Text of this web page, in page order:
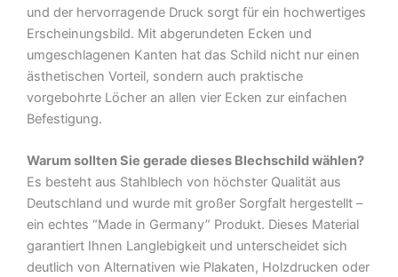
und der hervorragende Druck sorgt für ein hochwertiges
Erscheinungsbild. Mit abgerundeten Ecken und
umgeschlagenen Kanten hat das Schild nicht nur einen
ästhetischen Vorteil, sondern auch praktische
vorgebohrte Löcher an allen vier Ecken zur einfachen
Befestigung.
Warum sollten Sie gerade dieses Blechschild wählen?
Es besteht aus Stahlblech von höchster Qualität aus
Deutschland und wurde mit großer Sorgfalt hergestellt –
ein echtes “Made in Germany” Produkt. Dieses Material
garantiert Ihnen Langlebigkeit und unterscheidet sich
deutlich von Alternativen wie Plakaten, Holzdrucken oder